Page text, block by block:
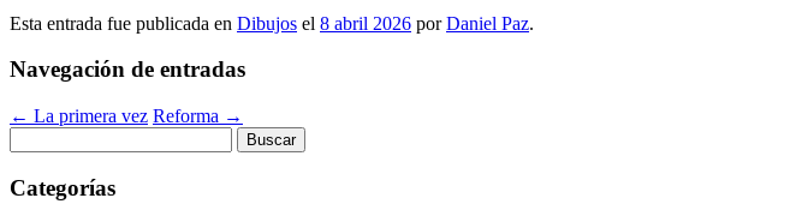
Esta entrada fue publicada en Dibujos el 8 abril 2026 porDaniel Paz.
Navegación de entradas
← La primera vez Reforma →
Categorías